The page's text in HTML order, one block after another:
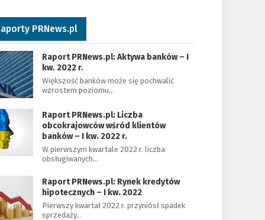
PRNews.pl
Raport PRNews.pl: Aktywa banków – I
kw. 2022 r.
Większość banków może się pochwalić
wzrostem poziomu…
Raport PRNews.pl: Liczba
obcokrajowców wśród klientów
banków – I kw. 2022 r.
W pierwszym kwartale 2022 r. liczba
obsługiwanych…
Raport PRNews.pl: Rynek kredytów
hipotecznych – I kw. 2022
Pierwszy kwartał 2022 r. przyniósł spadek
sprzedaży…